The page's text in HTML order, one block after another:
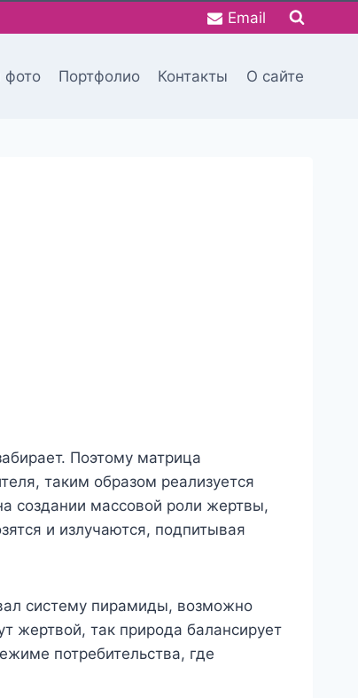
Email
Портфолио Контакты О сайте
Поэтому матрица
таким образом реализуется
создании массовой роли жертвы,
и излучаются, подпитывая
систему пирамиды, возможно
жертвой, так природа балансирует
потребительства, где